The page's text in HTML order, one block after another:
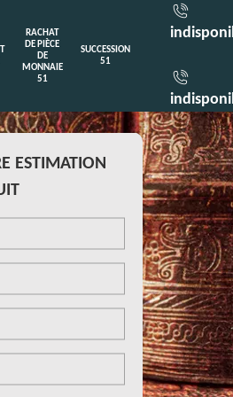
RACHAT
DE PIÈCE
DE
MONNAIE
51
SUCCESSION
51
ESTIMATION